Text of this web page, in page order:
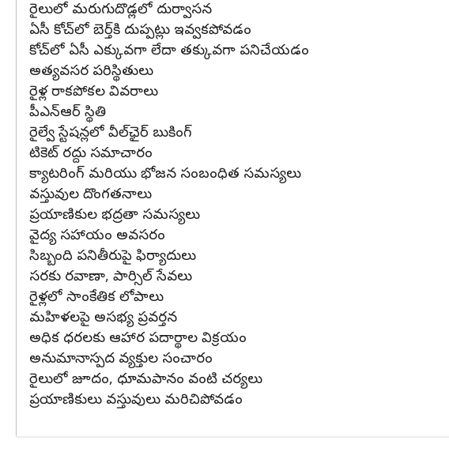
రైలులో మరుగుదొడ్లలో దుర్వాసన
ఏసీ కోచ్‌లో బెర్త్‌కి దుప్పట్లు ఇవ్వకపోవడం
కోచ్‌లో ఏసీ ఎక్కువగా లేదా తక్కువగా పనిచేయడం
అత్యవసర పరిస్థితులు
రైళ్ల రాకపోకల వివరాలు
పీఎన్‌ఆర్‌ స్థితి
రైల్వే స్టేషన్లలో వీల్‌ఛైర్‌ బుకింగ్‌
టికెట్‌ రద్దు సమాచారం
క్యాటరింగ్‌ మరియు భోజన సంబంధిత సమస్యలు
వస్తువుల దొంగతనాలు
ప్రయాణికుల భద్రతా సమస్యలు
వైద్య సహాయం అవసరం
సిబ్బంది పనితీరుపై ఫిర్యాదులు
సరకు రవాణా, పార్సిల్‌ సేవలు
రైళ్లలో సాంకేతిక లోపాలు
మహిళలపై అసభ్య ప్రవర్తన
అధిక ధరలకు ఆహార పదార్థాల విక్రయం
అనుమానాస్పద వ్యక్తుల సంచారం
రైలులో జూదం, ధూమపానం వంటి చర్యలు
ప్రయాణికులు వస్తువులు మరిచిపోవడం